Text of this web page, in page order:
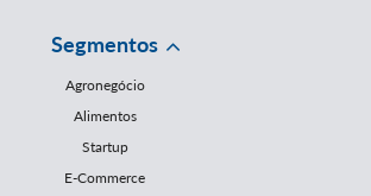
Segmentos
Agronegócio
Alimentos
Startup
E-Commerce